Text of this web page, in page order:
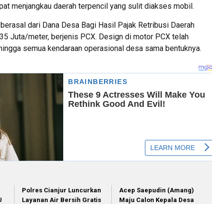
menjangkau daerah terpencil yang sulit diakses mobil.
dari Dana Desa Bagi Hasil Pajak Retribusi Daerah
Juta/meter, berjenis PCX. Design di motor PCX telah
semua kendaraan operasional desa sama bentuknya.
Polres Cianjur Luncurkan
Layanan Air Bersih Gratis
Acep Saepudin (Amang)
Maju Calon Kepala Desa